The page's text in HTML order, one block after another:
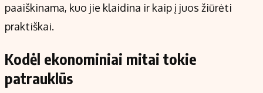
paaiškinama, kuo jie klaidina ir kaip į juos žiūrėti
praktiškai.
Kodėl ekonominiai mitai tokie
patrauklūs